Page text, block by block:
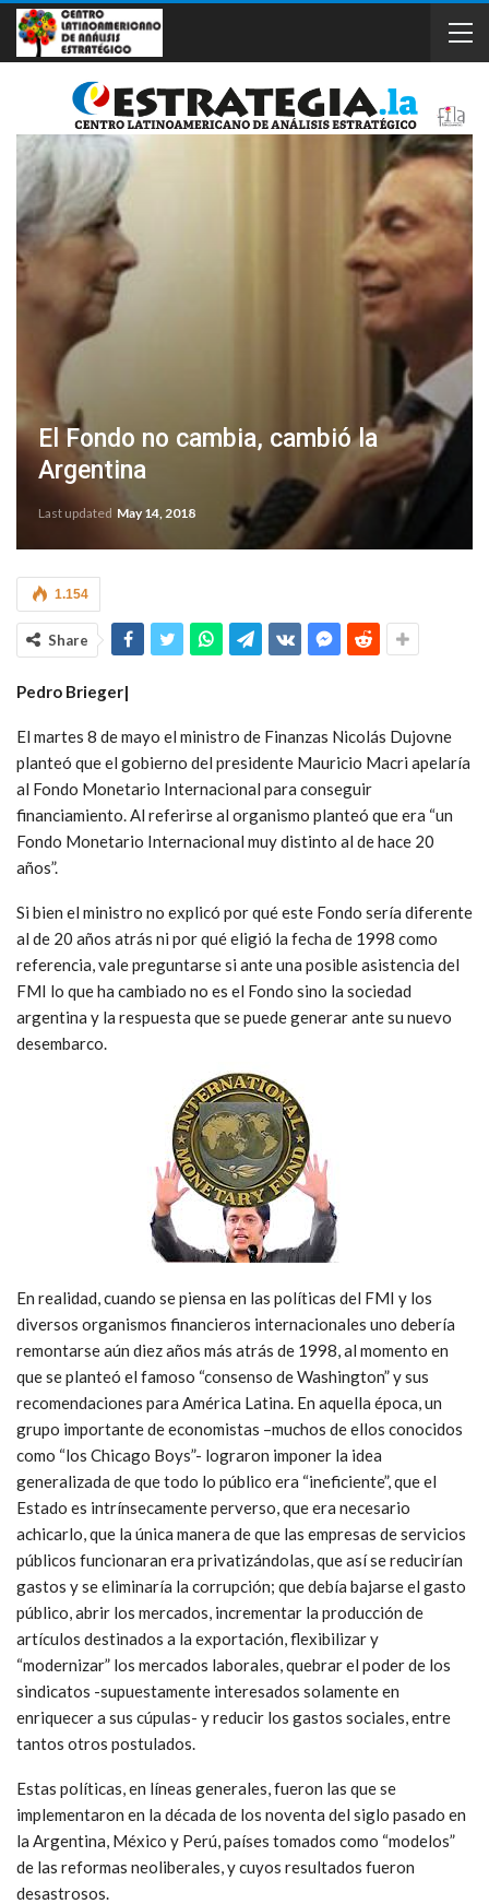
El Fondo no cambia, cambió la
Argentina
Last updated May 14, 2018
1.154
Share
Pedro Brieger|
El martes 8 de mayo el ministro de Finanzas Nicolás Dujovne
planteó que el gobierno del presidente Mauricio Macri apelaría
al Fondo Monetario Internacional para conseguir
financiamiento. Al referirse al organismo planteó que era “un
Fondo Monetario Internacional muy distinto al de hace 20
años”.
Si bien el ministro no explicó por qué este Fondo sería diferente
al de 20 años atrás ni por qué eligió la fecha de 1998 como
referencia, vale preguntarse si ante una posible asistencia del
FMI lo que ha cambiado no es el Fondo sino la sociedad
argentina y la respuesta que se puede generar ante su nuevo
desembarco.
En realidad, cuando se piensa en las políticas del FMI y los
diversos organismos financieros internacionales uno debería
remontarse aún diez años más atrás de 1998, al momento en
que se planteó el famoso “consenso de Washington” y sus
recomendaciones para América Latina. En aquella época, un
grupo importante de economistas –muchos de ellos conocidos
como “los Chicago Boys”- lograron imponer la idea
generalizada de que todo lo público era “ineficiente”, que el
Estado es intrínsecamente perverso, que era necesario
achicarlo, que la única manera de que las empresas de servicios
públicos funcionaran era privatizándolas, que así se reducirían
gastos y se eliminaría la corrupción; que debía bajarse el gasto
público, abrir los mercados, incrementar la producción de
artículos destinados a la exportación, flexibilizar y
“modernizar” los mercados laborales, quebrar el poder de los
sindicatos -supuestamente interesados solamente en
enriquecer a sus cúpulas- y reducir los gastos sociales, entre
tantos otros postulados.
Estas políticas, en líneas generales, fueron las que se
implementaron en la década de los noventa del siglo pasado en
la Argentina, México y Perú, países tomados como “modelos”
de las reformas neoliberales, y cuyos resultados fueron
desastrosos.